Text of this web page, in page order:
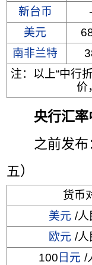
新台币 -
美元
南非兰特
注：以上“中行
价
央行汇
之前发布
五）
货币
美元 /人
欧元 /人
100 日元 /